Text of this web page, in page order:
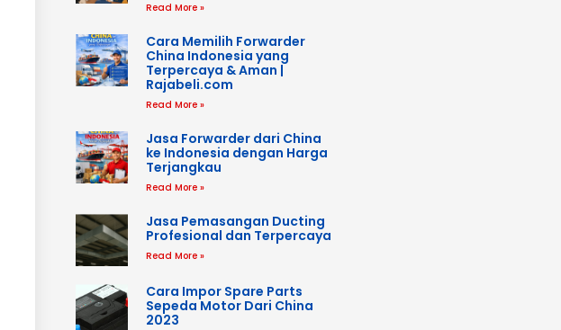
Read More »
Cara Memilih Forwarder
China Indonesia yang
Terpercaya & Aman |
Rajabeli.com
Read More »
Jasa Forwarder dari China
ke Indonesia dengan Harga
Terjangkau
Read More »
Jasa Pemasangan Ducting
Profesional dan Terpercaya
Read More »
Cara Impor Spare Parts
Sepeda Motor Dari China
2023